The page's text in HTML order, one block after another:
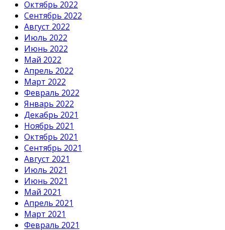
Октябрь 2022
Сентябрь 2022
Август 2022
Июль 2022
Июнь 2022
Май 2022
Апрель 2022
Март 2022
Февраль 2022
Январь 2022
Декабрь 2021
Ноябрь 2021
Октябрь 2021
Сентябрь 2021
Август 2021
Июль 2021
Июнь 2021
Май 2021
Апрель 2021
Март 2021
Февраль 2021